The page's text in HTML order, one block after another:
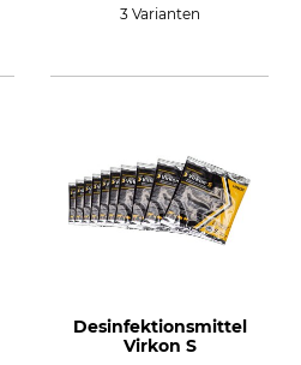
3 Varianten
Desinfektionsmittel
Virkon S